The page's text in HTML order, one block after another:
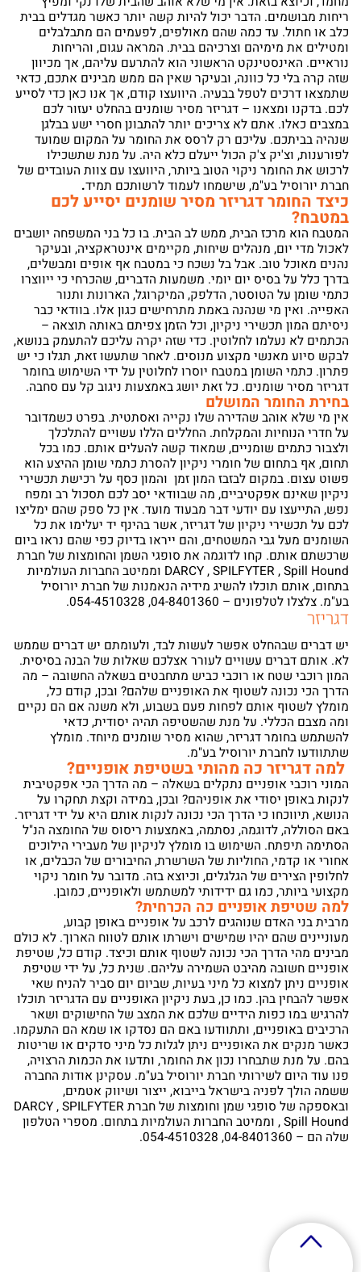
ריחות מבושמים. הדבר יכול להיות קשה יותר כאשר מגדלים בבית
כלב או חתול. עד כמה שהם מאולפים, לפעמים הם מתבלבלים
ומטילים את מימיהם וצרכיהם בבית. המראה עגום, והריחות
נוראיים. האינסטינקט הראשוני הוא להתרעם עליהם, אך מכיוון
שזה קרה בלי כל כוונה, ובעיקר שאין הם ממש מבינים אתכם, כדאי
שתמצאו דרכים לטפל בבעיה. היוועצו קודם, אך אנו כאן כדי לסייע
לכם. בדקנו ומצאנו – דגריזר מסיר שומנים בהחלט יעזור לכם
במצבים כאלו. אתם לא צריכים יותר להתבונן חסרי ישע בבלגן
שנהיה בביתכם. עליכם רק לרסס את החומר על המקום שמועד
לפורענות, וצ'יק צ'ק הכול ייעלם כלא היה. על מנת שתשכילו
לרכוש את החומר ניקוי הטוב ביותר, היוועצו עם צוות העובדים של
חברת יורוסיל בע"מ, שישמחו לעמוד לרשותכם תמיד.
כיצד החומר דגריזר מסיר שומנים יסייע לכם
במטבח?
המטבח הוא מרכז הבית, ממש לב הבית. בו כל בני המשפחה יושבים
לאכול מדי יום, מנהלים שיחות, מקיימים אינטראקציה, ובעיקר
נהנים מאוכל טוב. אבל בל נשכח כי במטבח אף אופים ומבשלים,
בדרך כלל על בסיס יום יומי. משמעות הדברים, שהכרחי כי ייווצרו
כתמי שומן על הטוסטר, הדלפק, המיקרוגל, הארונות ותנור
האפייה. ואין מי שנהנה באמת מתרחישים כגון אלו. בוודאי כבר
ניסיתם המון תכשירי ניקיון, וכל הזמן צפיתם באותה תוצאה –
הכתמים לא נעלמו לחלוטין. כדי שזה יקרה עליכם להתעמק בנושא,
לבקש סיוע מאנשי מקצוע מנוסים. לאחר שתעשו זאת, תגלו כי יש
פתרון. כתמי השומן במטבח יוסרו לחלוטין על ידי השימוש בחומר
דגריזר מסיר שומנים. כל זאת יושג באמצעות ניגוב קל עם סחבה.
בחירת החומר המושלם
אין מי שלא אוהב שהדירה שלו נקייה ואסתטית. בפרט כשמדובר
על חדרי הנוחיות והמקלחת. החללים הללו עשויים להתלכלך
ולצבור כתמים שומניים, שמאוד קשה להעלים אותם. כמו בכל
תחום, אף בתחום של חומרי ניקיון להסרת כתמי שומן ההיצע הוא
פשוט עצום. במקום לבזבז המון זמן והמון כסף על רכישת תכשירי
ניקיון שאינם אפקטיביים, מה שבוודאי יסב לכם תסכול רב ומפח
נפש, התייעצו עם יודעי דבר מבעוד מועד. אין כל ספק שהם ימליצו
לכם על תכשירי ניקיון של דגריזר, אשר בהינף יד יעלימו את כל
השומנים מעל גבי המשטחים, והם ייראו בדיוק כפי שהם נראו ביום
שרכשתם אותם. קחו לדוגמה את סופגי השמן והחומצות של חברת
DARCY , SPILFYTER , Spill Hound וממיטב החברות העולמיות
בתחום, אותם תוכלו להשיג מידיה הנאמנות של חברת יורוסיל
בע"מ. צלצלו לטלפונים – 04-8401360, 054-4510328.
דגריזר
יש דברים שבהחלט אפשר לעשות לבד, ולעומתם יש דברים שממש
לא. אותם דברים עשויים לעורר אצלכם שאלות של הבנה בסיסית.
המון רוכבי שטח או רוכבי כביש מתחבטים בשאלה החשובה – מה
הדרך הכי נכונה לשטוף את האופניים שלהם? ובכן, קודם כל,
מומלץ לשטוף אותם לפחות פעם בשבוע, ולא משנה אם הם נקיים
ומה מצבם הכללי. על מנת שהשטיפה תהיה יסודית, כדאי
להשתמש בחומר דגריזר, שהוא מסיר שומנים מיוחד. מומלץ
שתתוודעו לחברת יורוסיל בע"מ.
למה דגריזר כה מהותי בשטיפת אופניים?
המוני רוכבי אופניים נתקלים בשאלה – מה הדרך הכי אפקטיבית
לנקות באופן יסודי את אופניהם? ובכן, במידה וקצת תחקרו על
הנושא, תיווכחו כי הדרך הכי נכונה לנקות אותם היא על ידי דגריזר.
באם הסוללה, לדוגמה, נסתמה, באמצעות ריסוס של החומצה הנ"ל
הסתימה תיפתח. השימוש בו מומלץ לניקיון של מעבירי הילוכים
אחורי או קדמי, החוליות של השרשרת, החיבורים של הכבלים, או
לחלופין הצירים של הגלגלים, וכיוצא בזה. מדובר על חומר ניקוי
מקצועי ביותר, כמו גם ידידותי למשתמש ולאופניים, כמובן.
למה שטיפת אופניים כה הכרחית?
מרבית בני האדם שנוהגים לרכב על אופניים באופן קבוע,
מעוניינים שהם יהיו שמישים וישרתו אותם לטווח הארוך. לא כולם
מבינים מהי הדרך הכי נכונה לשטוף אותם וכיצד. קודם כל, שטיפת
אופניים חשובה מהיבט השמירה עליהם. שנית כל, על ידי שטיפת
אופניים ניתן למצוא כל מיני בעיות, שביום יום סביר להניח שאי
אפשר להבחין בהן. כמו כן, בעת ניקיון האופניים עם הדגריזר תוכלו
להרגיש במו כפות הידיים שלכם את המצב של החישוקים ושאר
הרכיבים באופניים, ותתוודעו באם הם נסדקו או שמא הם התעקמו.
כאשר מנקים את האופניים ניתן לגלות כל מיני סדקים או שריטות
בהם. על מנת שתבחרו נכון את החומר, ותדעו את הכמות הרצויה,
פנו עוד היום לשירותי חברת יורוסיל בע"מ. עסקינן אודות החברה
ששמה הולך לפניה בישראל בייבוא, ייצור ושיווק אטמים,
ובאספקה של סופגי שמן וחומצות של חברת DARCY , SPILFYTER
, Spill Hound וממיטב החברות העולמיות בתחום. מספרי הטלפון
שלה הם – 04-8401360, 054-4510328.